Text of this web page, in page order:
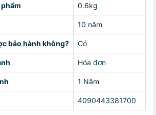
0.6kg
10 năm
bảo hành không? Có
Hóa đơn
1 Năm
4090443381700